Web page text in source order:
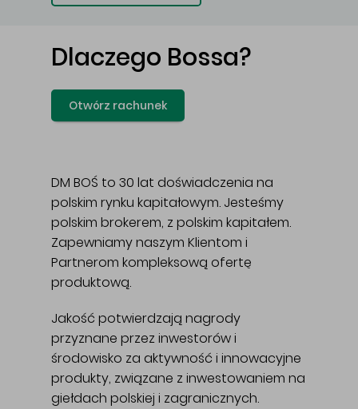
Dlaczego Bossa?
Otwórz rachunek
DM BOŚ to 30 lat doświadczenia na
polskim rynku kapitałowym. Jesteśmy
polskim brokerem, z polskim kapitałem.
Zapewniamy naszym Klientom i
Partnerom kompleksową ofertę
produktową.
Jakość potwierdzają nagrody
przyznane przez inwestorów i
środowisko za aktywność i innowacyjne
produkty, związane z inwestowaniem na
giełdach polskiej i zagranicznych.